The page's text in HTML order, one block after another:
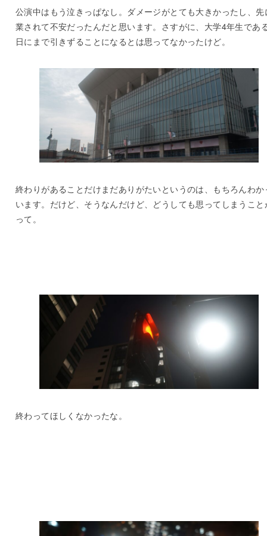
公演中はもう泣きっぱなし。ダメージがとても大きかったし、先
業されて不安だったんだと思います。さすがに、大学4年生であ
日にまで引きずることになるとは思ってなかったけど。
終わりがあることだけまだありがたいというのは、もちろんわか
います。だけど、そうなんだけど、どうしても思ってしまうこと
って。
終わってほしくなかったな。